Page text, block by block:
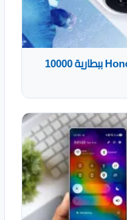
تسريب يكشف موعد إطلاق Honor Win 2 ببطارية 10000